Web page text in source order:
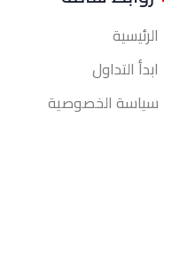
الرئيسية
ابدأ التداول
سياسة الخصوصية